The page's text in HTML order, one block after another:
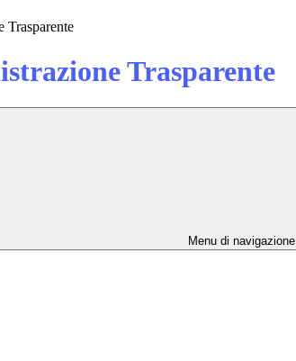
Trasparente
Trasparente
Menu di navigazione